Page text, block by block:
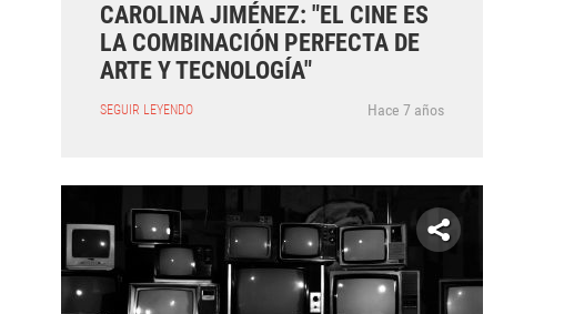
CAROLINA JIMÉNEZ: "EL CINE ES
LA COMBINACIÓN PERFECTA DE
ARTE Y TECNOLOGÍA"
SEGUIR LEYENDO Hace 7 años